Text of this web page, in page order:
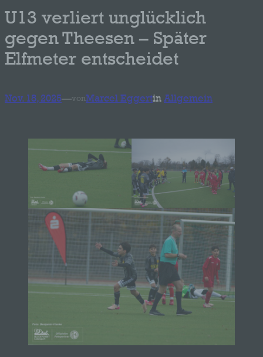
U13 verliert unglücklich
gegen Theesen – Später
Elfmeter entscheidet
Nov. 18, 2025—vonMarcel Eggertin Allgemein